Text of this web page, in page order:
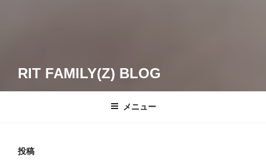
RIT FAMILY(Z) BLOG
メニュー
投稿